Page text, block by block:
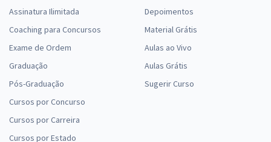
Assinatura Ilimitada
Coaching para Concursos
Exame de Ordem
Graduação
Pós-Graduação
Cursos por Concurso
Cursos por Carreira
Cursos por Estado
Depoimentos
Material Grátis
Aulas ao Vivo
Aulas Grátis
Sugerir Curso